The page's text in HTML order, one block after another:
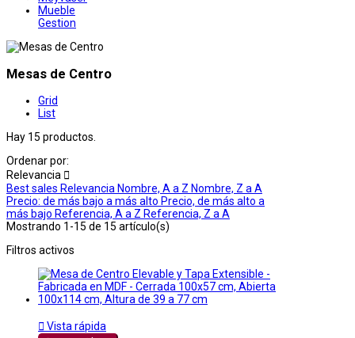
Mueble
Gestion
Mesas de Centro
Grid
List
Hay 15 productos.
Ordenar por:
Relevancia 
Best sales Relevancia Nombre, A a Z Nombre, Z a A
Precio: de más bajo a más alto Precio, de más alto a
más bajo Referencia, A a Z Referencia, Z a A
Mostrando 1-15 de 15 artículo(s)
Filtros activos
 Vista rápida